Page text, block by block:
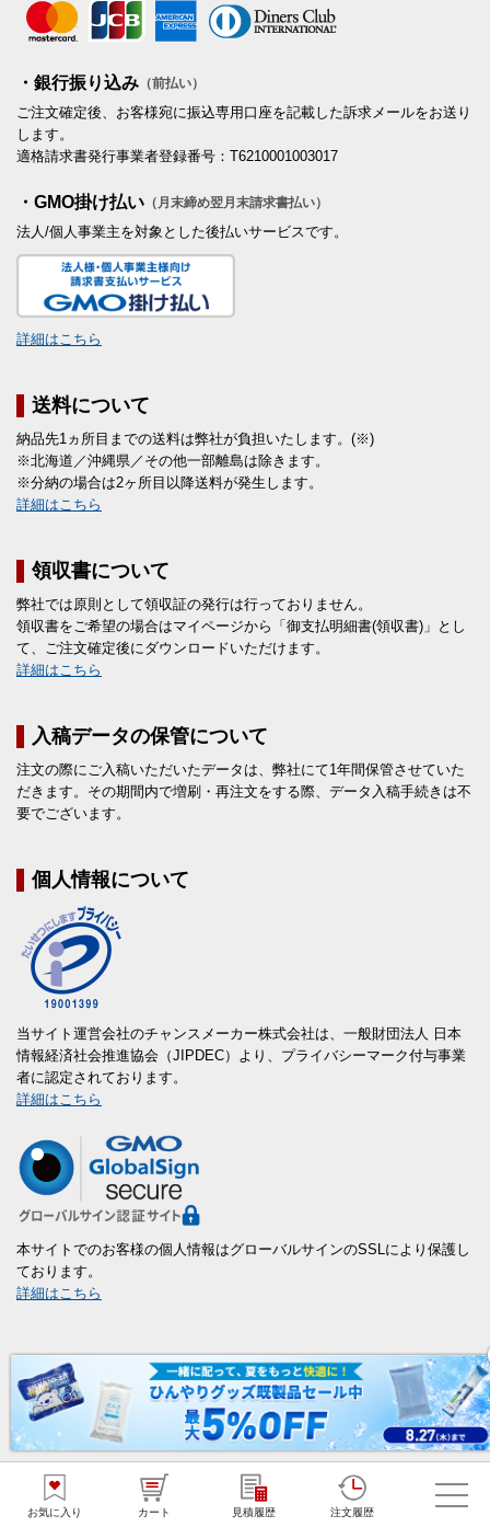
お気に入り カート 見積履歴 注文履歴
・銀行振り込み （前払い）
ご注文確定後、お客様宛に振込専用口座を記載した訴求メールをお送り
します。
適格請求書発行事業者登録番号：T6210001003017
・GMO掛け払い （月末締め翌月末請求書払い）
法人/個人事業主を対象とした後払いサービスです。
詳細はこちら
送料について
納品先1ヵ所目までの送料は弊社が負担いたします。(※)
※北海道／沖縄県／その他一部離島は除きます。
※分納の場合は2ヶ所目以降送料が発生します。
詳細はこちら
領収書について
弊社では原則として領収証の発行は行っておりません。
領収書をご希望の場合はマイページから「御支払明細書(領収書)」とし
て、ご注文確定後にダウンロードいただけます。
詳細はこちら
入稿データの保管について
注文の際にご入稿いただいたデータは、弊社にて1年間保管させていた
だきます。その期間内で増刷・再注文をする際、データ入稿手続きは不
要でございます。
個人情報について
当サイト運営会社のチャンスメーカー株式会社は、一般財団法人 日本
情報経済社会推進協会（JIPDEC）より、プライバシーマーク付与事業
者に認定されております。
詳細はこちら
本サイトでのお客様の個人情報はグローバルサインのSSLにより保護し
ております。
詳細はこちら
商品カテゴリ
新商品
短納期ノベルティ(1～7営業日出荷)